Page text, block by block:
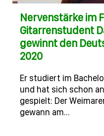
Nervenstärke im
Gitarrenstudent
gewinnt den
2020
Er studiert im
und hat sich schon
gespielt: Der
gewann am…